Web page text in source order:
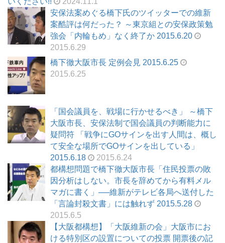
安保法案めぐる橋下氏のツイッターでの維新
案酷評は何だった？ ～東京組との安保政策勉
強会「内輪もめ」なく終了か 2015.6.20
2015.6.29
橋下徹大阪市長 定例会見 2015.6.25
2015.6.25
「国会議員を、戦場に行かせるべき」 ～橋下
大阪市長、安保法制で国会議員の判断能力に
疑問符 「戦争にGOサインを出す人間は、概し
て安全な場所でGOサインを出している」
2015.6.18
2015.6.24
都構想問題で橋下徹大阪市長「住民投票の敗
因分析はしない。市長を辞めてから有料メル
マガに書く」──維新がテレビ各局へ送付した
「言論封殺文書」には触れず 2015.5.28
2015.6.5
【大阪都構想】「大阪維新の会」大阪市にお
ける特別区の設置についての投票 開票後の記